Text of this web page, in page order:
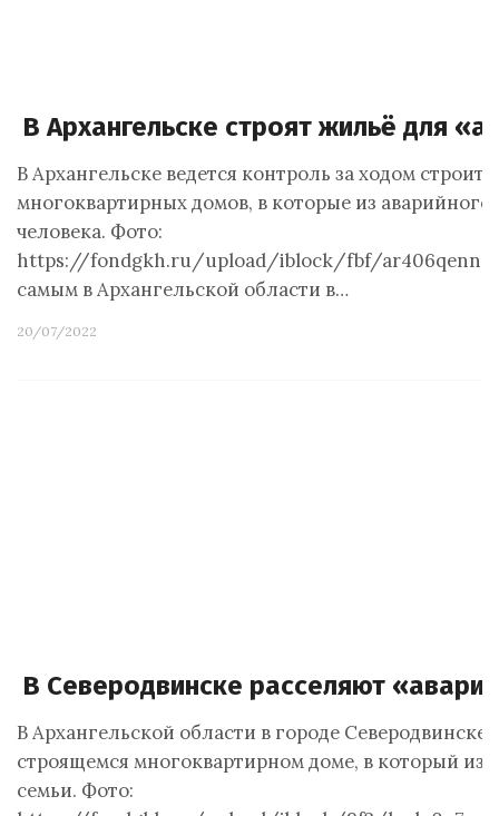
В Архангельске строят жильё для
В Архангельске ведется контроль за ходом
многоквартирных домов, в которые из
человека. Фото:
https://fondgkh.ru/upload/iblock/fbf/
самым в Архангельской области в…
20/07/2022
В Северодвинске расселяют
В Архангельской области в городе Северодвинске
строящемся многоквартирном доме, в который из
семьи. Фото: